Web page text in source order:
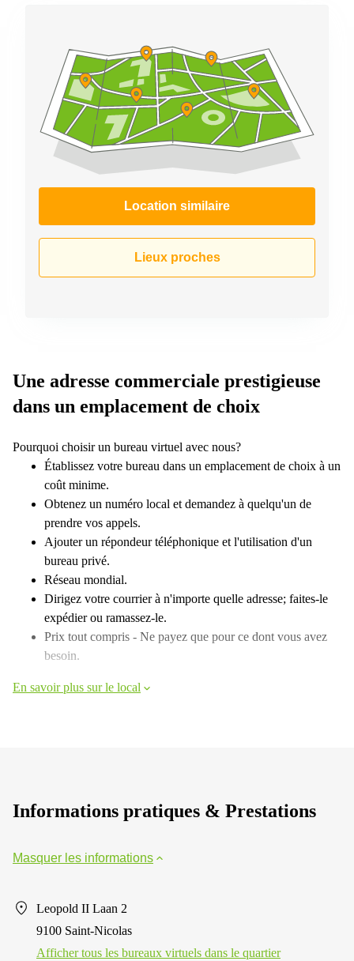
Location similaire
Lieux proches
Une adresse commerciale prestigieuse
dans un emplacement de choix
Pourquoi choisir un bureau virtuel avec nous?
Établissez votre bureau dans un emplacement de choix à un
coût minime.
Obtenez un numéro local et demandez à quelqu'un de
prendre vos appels.
Ajouter un répondeur téléphonique et l'utilisation d'un
bureau privé.
Réseau mondial.
Dirigez votre courrier à n'importe quelle adresse; faites-le
expédier ou ramassez-le.
Prix ​​tout compris - Ne payez que pour ce dont vous avez
besoin.
En savoir plus sur le local
Informations pratiques & Prestations
Masquer les informations
Leopold II Laan 2
9100 Saint-Nicolas
Afficher tous les bureaux virtuels dans le quartier